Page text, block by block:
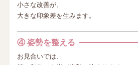
小さな改善が、
大きな印象差を生みます。
④ 姿勢を整える
お見合いでは、